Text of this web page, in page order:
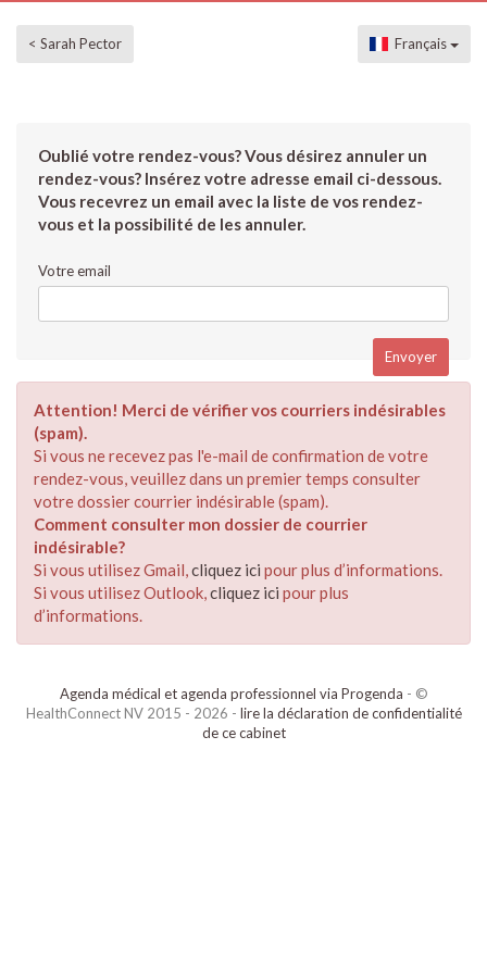
< Sarah Pector Français
Oublié votre rendez-vous? Vous désirez annuler un
rendez-vous? Insérez votre adresse email ci-dessous.
Vous recevrez un email avec la liste de vos rendez-
vous et la possibilité de les annuler.
Votre email
Attention! Merci de vérifier vos courriers indésirables
(spam).
Si vous ne recevez pas l'e-mail de confirmation de votre
rendez-vous, veuillez dans un premier temps consulter
votre dossier courrier indésirable (spam).
Comment consulter mon dossier de courrier
indésirable?
Si vous utilisez Gmail,cliquez ici pour plus d’informations.
Si vous utilisez Outlook,cliquez ici pour plus
d’informations.
Agenda médical et agenda professionnel via Progenda - ©
HealthConnect NV 2015 - 2026 - lire la déclaration de confidentialité
de ce cabinet